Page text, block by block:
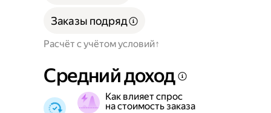
Расчёт с учётом условий
Заказы подряд
Средний доход
Как влияет спрос
на стоимость заказа